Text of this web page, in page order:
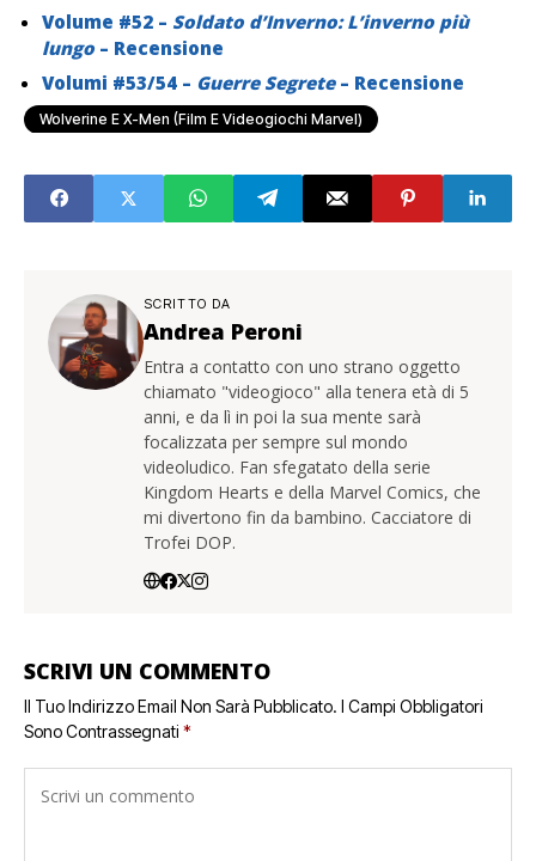
Volume #52 – Soldato d’Inverno: L’inverno più
lungo – Recensione
Volumi #53/54 – Guerre Segrete– Recensione
Wolverine E X-Men (Film E Videogiochi Marvel)
SCRITTO DA
Andrea Peroni
Entra a contatto con uno strano oggetto
chiamato "videogioco" alla tenera età di 5
anni, e da lì in poi la sua mente sarà
focalizzata per sempre sul mondo
videoludico. Fan sfegatato della serie
Kingdom Hearts e della Marvel Comics, che
mi divertono fin da bambino. Cacciatore di
Trofei DOP.
SCRIVI UN COMMENTO
Il Tuo Indirizzo Email Non Sarà Pubblicato. I Campi Obbligatori
Sono Contrassegnati *